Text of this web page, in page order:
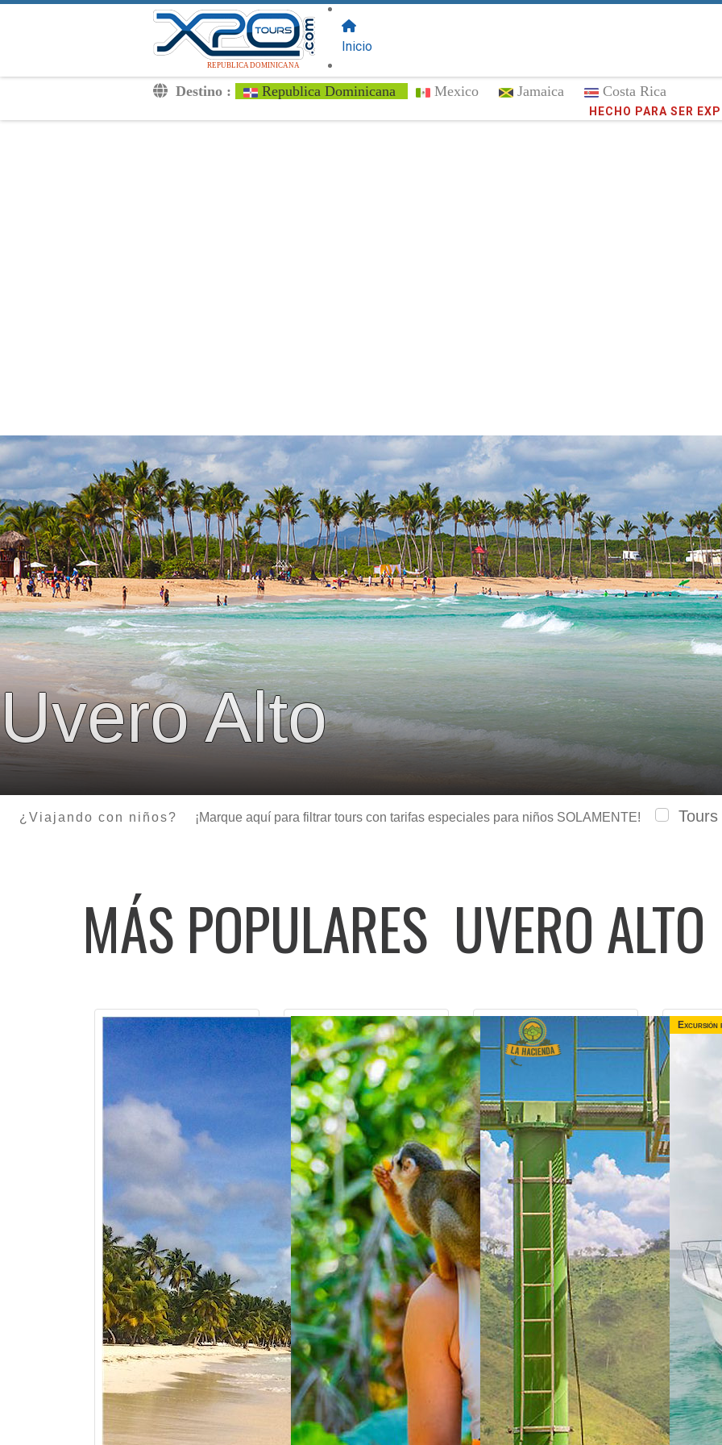
Destino : Republica Dominicana Mexico Jamaica Costa Rica
¡Confíe en373,016
REPUBLICA DOMINICANA
Inicio
Uvero Alto
¿Viajando con niños? ¡Marque aquí para filtrar tours con tarifas especiales para niños SOLAMENTE!
MÁS POPULARES UVERO ALTO
Excursión